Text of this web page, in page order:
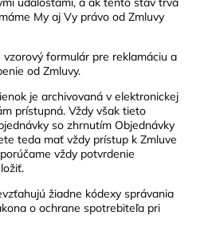
My aj Vy právo od Zmluvy
vzorový formulár pre reklamáciu a
od Zmluvy.
je archivovaná v elektronickej
prístupná. Vždy však tieto
so zhrnutím Objednávky
teda mať vždy prístup k Zmluve
vždy potvrdenie
žiadne kódexy správania
o ochrane spotrebiteľa pri